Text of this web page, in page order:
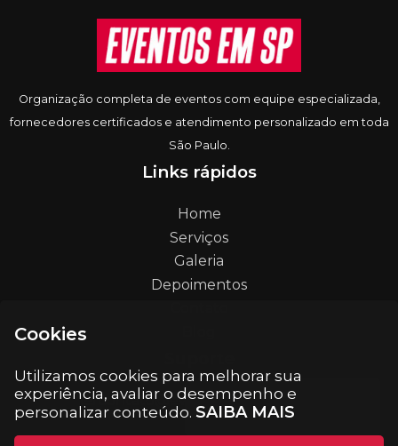
Informações do rodapé
Organização completa de eventos com equipe especializada,
fornecedores certificados e atendimento personalizado em toda
São Paulo.
Links rápidos
Home
Serviços
Galeria
Depoimentos
contato@eventosemsp.com.br
Cookies
Utilizamos cookies para melhorar sua
experiência, avaliar o desempenho e
personalizar conteúdo. SAIBA MAIS